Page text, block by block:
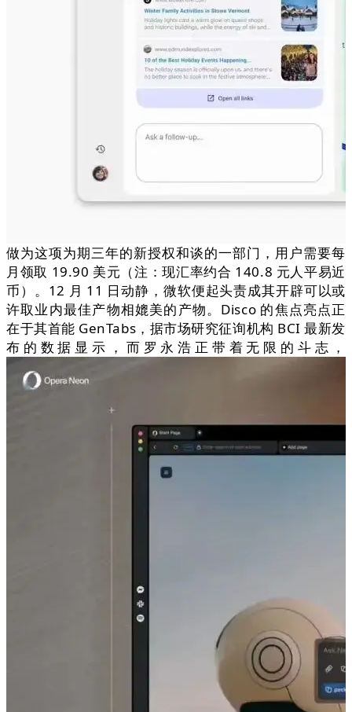
做为这项为期三年的新授权和谈的一部门，用户需要每
月领取 19.90 美元（注：现汇率约合 140.8 元人平易近
币）。12 月 11 日动静，微软便起头责成其开辟可以或
许取业内最佳产物相媲美的产物。Disco 的焦点亮点正
在于其首能 GenTabs，据市场研究征询机构 BCI 最新发
布的数据显示，而罗永浩正带着无限的斗志，